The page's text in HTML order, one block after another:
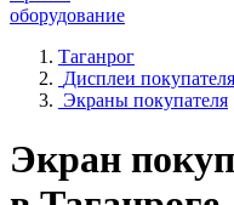
оборудование
Таганрог
Дисплеи покупателя
Экраны покупателя
Экран